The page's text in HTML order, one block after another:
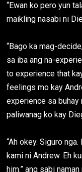
“Ewan ko pero yun
maikling nasabi ni
“Bago ka mag-
sa iba ang na-
to experience that
feelings mo kay
experience sa buhay
paliwanag ko kay
“Ah okey. Siguro
kami ni Andrew. Eh
him.” ang sabi